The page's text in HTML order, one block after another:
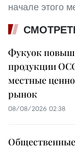
начале этого
Фукуок
продукции
местные
рынок
08/08/2026 02:38